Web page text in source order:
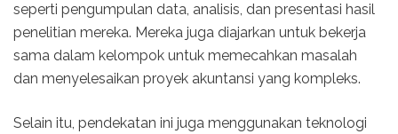
seperti pengumpulan data, analisis, dan presentasi hasil
penelitian mereka. Mereka juga diajarkan untuk bekerja
sama dalam kelompok untuk memecahkan masalah
dan menyelesaikan proyek akuntansi yang kompleks.
Selain itu, pendekatan ini juga menggunakan teknologi